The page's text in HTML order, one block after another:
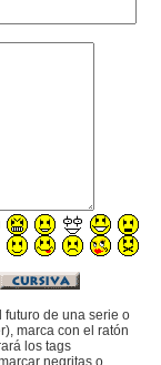
de una serie o
marca con el ratón
los tags
negritas o